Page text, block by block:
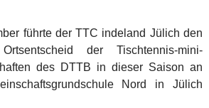
führte der TTC indeland Jülich den
der Tischtennis-mini-
des DTTB in dieser Saison an
Nord in Jülich